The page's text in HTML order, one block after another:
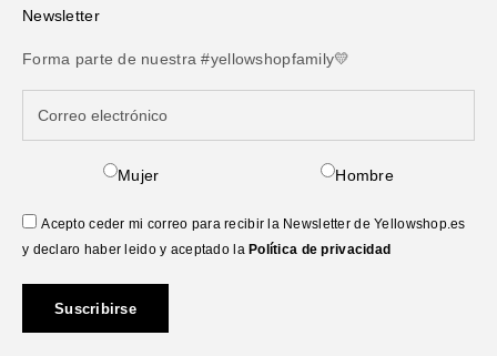
Newsletter
Forma parte de nuestra #yellowshopfamily💛
Mujer Hombre
Acepto ceder mi correo para recibir la Newsletter de Yellowshop.es
y declaro haber leido y aceptado la Política de privacidad
Suscribirse